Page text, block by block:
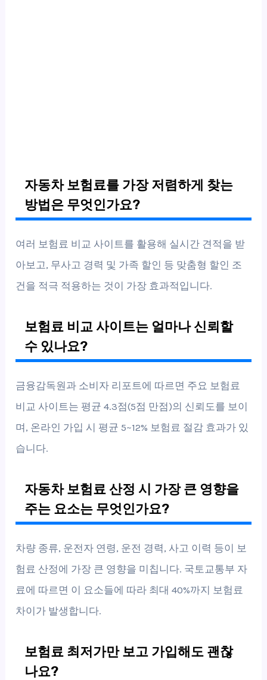
자동차 보험료를 가장 저렴하게 찾는
방법은 무엇인가요?
여러 보험료 비교 사이트를 활용해 실시간 견적을 받
아보고, 무사고 경력 및 가족 할인 등 맞춤형 할인 조
건을 적극 적용하는 것이 가장 효과적입니다.
보험료 비교 사이트는 얼마나 신뢰할
수 있나요?
금융감독원과 소비자 리포트에 따르면 주요 보험료
비교 사이트는 평균 4.3점(5점 만점)의 신뢰도를 보이
며, 온라인 가입 시 평균 5~12% 보험료 절감 효과가 있
습니다.
자동차 보험료 산정 시 가장 큰 영향을
주는 요소는 무엇인가요?
차량 종류, 운전자 연령, 운전 경력, 사고 이력 등이 보
험료 산정에 가장 큰 영향을 미칩니다. 국토교통부 자
료에 따르면 이 요소들에 따라 최대 40%까지 보험료
차이가 발생합니다.
보험료 최저가만 보고 가입해도 괜찮
나요?